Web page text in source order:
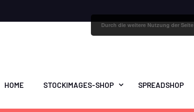
HOME STOCKIMAGES-SHOP SPREADSHOP
Durch die weitere Nutzung der